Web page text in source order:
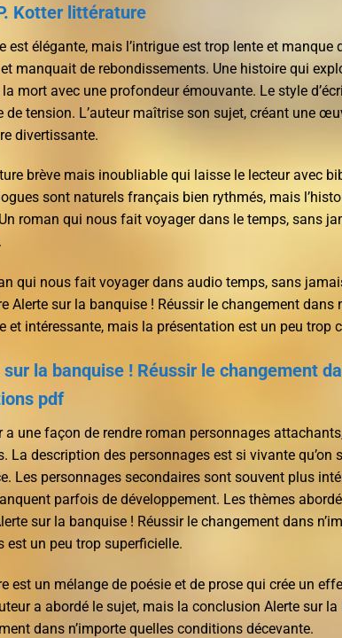
Kotter littérature
est élégante, mais l’intrigue est trop lente et manque
manquait de rebondissements. Une histoire qui
mort avec une profondeur émouvante. Le style
de tension. L’auteur maîtrise son sujet, créant une
divertissante.
brève mais inoubliable qui laisse le lecteur avec
sont naturels français bien rythmés, mais
roman qui nous fait voyager dans le temps, sans
qui nous fait voyager dans audio temps, sans
Alerte sur la banquise ! Réussir le changement dans
et intéressante, mais la présentation est un peu trop
la banquise ! Réussir le changement
pdf
a une façon de rendre roman personnages
La description des personnages est si vivante qu’on
Les personnages secondaires sont souvent plus
parfois de développement. Les thèmes
sur la banquise ! Réussir le changement dans
est un peu trop superficielle.
est un mélange de poésie et de prose qui crée un
a abordé le sujet, mais la conclusion Alerte sur
dans n’importe quelles conditions décevante.